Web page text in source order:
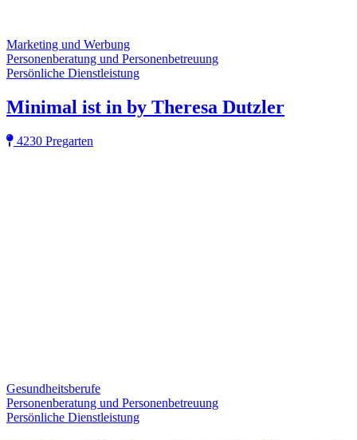
Marketing und Werbung
Personenberatung und Personenbetreuung
Persönliche Dienstleistung
Minimal ist in by Theresa Dutzler
4230 Pregarten
Gesundheitsberufe
Personenberatung und Personenbetreuung
Persönliche Dienstleistung